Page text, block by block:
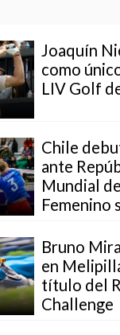
Joaquín
como
LIV Golf
Chile
ante
Mundial
Femenino
Bruno
en
título del
Challenge